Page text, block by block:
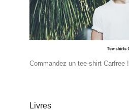
Commandez un tee-shirt Carfree !
Livres